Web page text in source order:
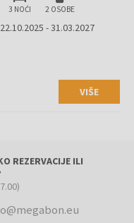
3 NOĆI 2 OSOBE
22.10.2025 -31.03.2027
VIŠE
REZERVACIJE ILI